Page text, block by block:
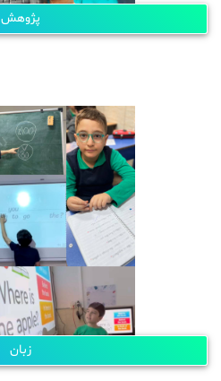
پژوهش
زبان